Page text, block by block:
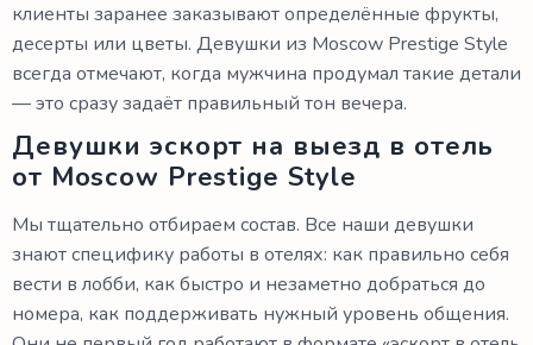
клиенты заранее заказывают определённые фрукты,
десерты или цветы. Девушки из Moscow Prestige Style
всегда отмечают, когда мужчина продумал такие детали
— это сразу задаёт правильный тон вечера.
Девушки эскорт на выезд в отель
от Moscow Prestige Style
Мы тщательно отбираем состав. Все наши девушки
знают специфику работы в отелях: как правильно себя
вести в лобби, как быстро и незаметно добраться до
номера, как поддерживать нужный уровень общения.